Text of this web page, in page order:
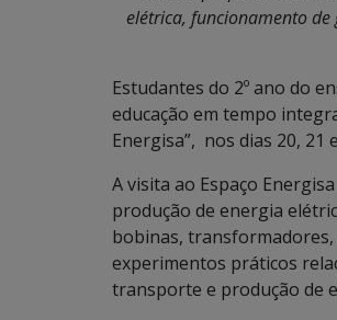
elétrica, funcionamento
Estudantes do 2º ano do
educação em tempo
Energisa”, nos dias 20, 21
A visita ao Espaço
produção de energia
bobinas,
experimentos práticos
transporte e produção de